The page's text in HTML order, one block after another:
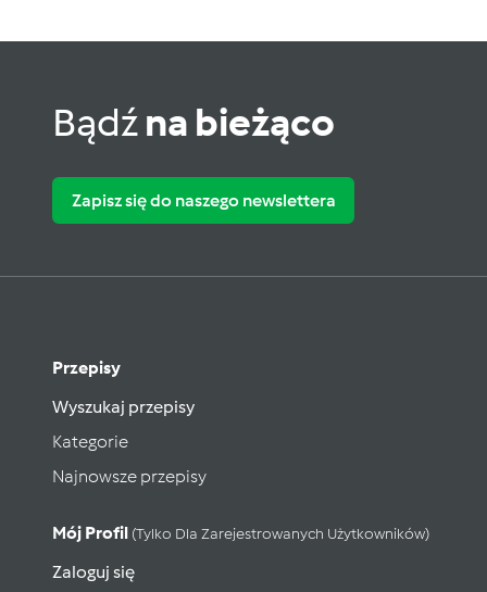
Bądźna bieżąco
Zapisz się do naszego newslettera
Przepisy
Wyszukaj przepisy
Kategorie
Najnowsze przepisy
Mój Profil (tylko Dla Zarejestrowanych Użytkowników)
Zaloguj się